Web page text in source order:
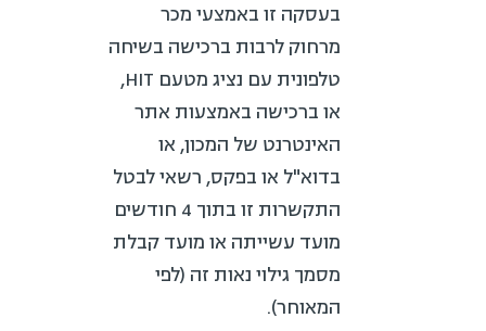
בעסקה זו באמצעי מכר
מרחוק לרבות ברכישה בשיחה
טלפונית עם נציג מטעם HIT,
או ברכישה באמצעות אתר
האינטרנט של המכון, או
בדוא"ל או בפקס, רשאי לבטל
התקשרות זו בתוך 4 חודשים
מועד עשייתה או מועד קבלת
מסמך גילוי נאות זה (לפי
המאוחר).